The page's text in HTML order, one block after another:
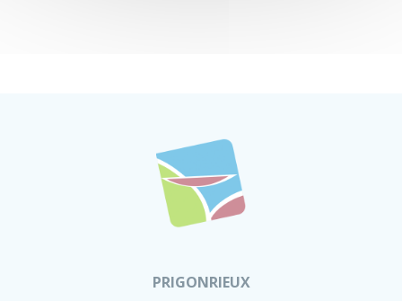
PRIGONRIEUX